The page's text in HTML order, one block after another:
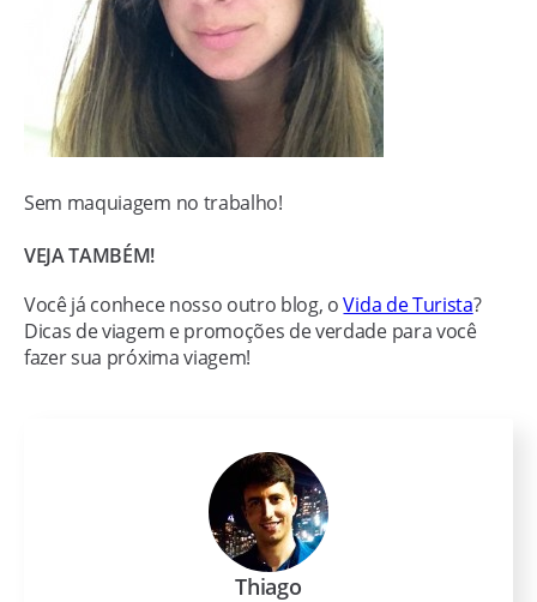
Sem maquiagem no trabalho!
VEJA TAMBÉM!
Você já conhece nosso outro blog, oVida de Turista?
Dicas de viagem e promoções de verdade para você
fazer sua próxima viagem!
Thiago